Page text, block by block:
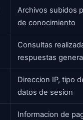
Archivos subidos
de conocimiento
Consultas
respuestas
Direccion IP, tipo
datos de sesion
Informacion de